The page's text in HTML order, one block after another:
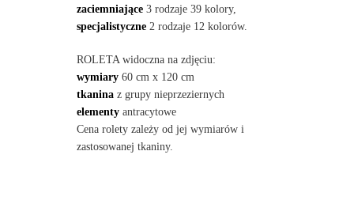
zaciemniające3 rodzaje 39 kolory,
specjalistyczne2 rodzaje 12 kolorów.
ROLETA widoczna na zdjęciu:
wymiary60 cm x 120 cm
tkaninaz grupy nieprzeziernych
elementyantracytowe
Cena rolety zależy od jej wymiarów i
zastosowanej tkaniny.